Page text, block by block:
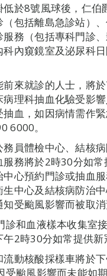
於8號風球後，仁
包括離島急診站）
務（包括專科門診
內窺鏡室及泌尿科
來就診的人士，將
理科抽血化驗受影
血，如因病情需作
6000。
員體檢中心、結核
務將於2時30分如
心預約門診或抽血
中心及結核病防治
受颱風影響而被取
和血液樣本收集室
2時30分如常提供新
動核酸採樣車將於
颱風影響而未能如